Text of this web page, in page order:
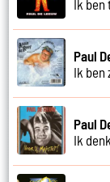
Ik
Paul
Ik ben
Paul
Ik